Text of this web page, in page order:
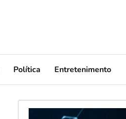
Política Entretenimento